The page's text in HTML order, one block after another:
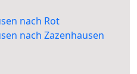
nach Rot
nach Zazenhausen